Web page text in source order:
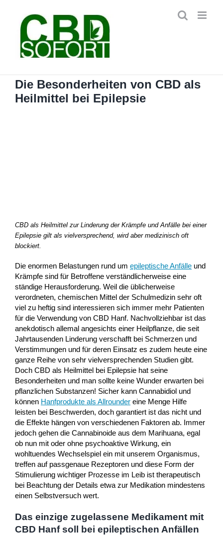
springen
Die Besonderheiten von CBD als
Heilmittel bei Epilepsie
CBD als Heilmittel zur Linderung der Krämpfe und Anfälle bei einer
Epilepsie gilt als vielversprechend, wird aber medizinisch oft
blockiert.
Die enormen Belastungen rund um epileptische Anfälleund
Krämpfe sind für Betroffene verständlicherweise eine
ständige Herausforderung. Weil die üblicherweise
verordneten, chemischen Mittel der Schulmedizin sehr oft
viel zu heftig sind interessieren sich immer mehr Patienten
für die Verwendung von CBD Hanf. Nachvollziehbar ist das
anekdotisch allemal angesichts einer Heilpflanze, die seit
Jahrtausenden Linderung verschafft bei Schmerzen und
Verstimmungen und für deren Einsatz es zudem heute eine
ganze Reihe von sehr vielversprechenden Studien gibt.
Doch CBD als Heilmittel bei Epilepsie hat seine
Besonderheiten und man sollte keine Wunder erwarten bei
pflanzlichen Substanzen! Sicher kann Cannabidiol und
können Hanfprodukte als Allroundereine Menge Hilfe
leisten bei Beschwerden, doch garantiert ist das nicht und
die Effekte hängen von verschiedenen Faktoren ab. Immer
jedoch gehen die Cannabinoide aus dem Marihuana, egal
ob nun mit oder ohne psychoaktive Wirkung, ein
wohltuendes Wechselspiel ein mit unserem Organismus,
treffen auf passgenaue Rezeptoren und diese Form der
Stimulierung wichtiger Prozesse im Leib ist therapeutisch
bei Beachtung der Details etwa zur Medikation mindestens
einen Selbstversuch wert.
Das einzige zugelassene Medikament mit
CBD Hanf soll bei epileptischen Anfällen